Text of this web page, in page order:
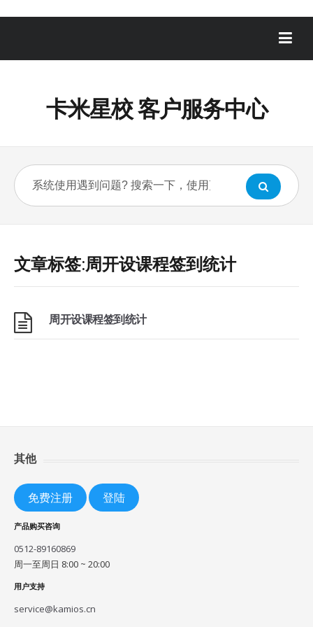
卡米星校 客户服务中心
文章标签:周开设课程签到统计
周开设课程签到统计
其他
免费注册 登陆
产品购买咨询
0512-89160869
周一至周日 8:00 ~ 20:00
用户支持
service@kamios.cn